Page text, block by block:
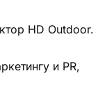
HD Outdoor.
и PR,